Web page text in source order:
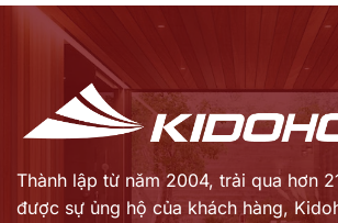
Thành lập từ năm 2004, trải qua hơn
được sự ủng hộ của khách hàng,